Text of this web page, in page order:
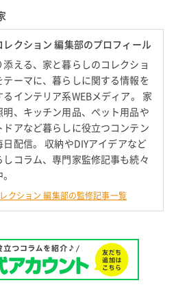
レクション 編集部のプロフィール
添える、家と暮らしのコレクショ
テーマに、暮らしに関する情報を
るインテリア系WEBメディア。 家
明、キッチン用品、ペット用品や
ドアなど暮らしに役立つコンテン
日配信。 収納やDIYアイデアなど
しコラム、専門家監修記事も続々
クション 編集部の監修記事一覧